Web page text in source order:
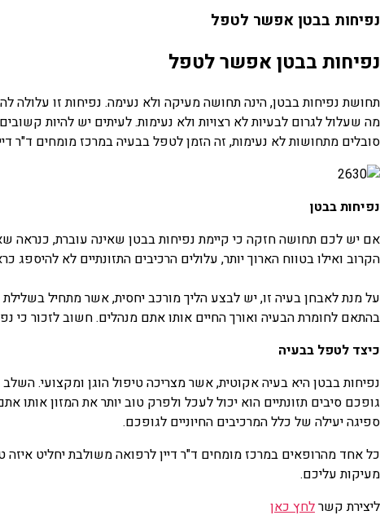
נפיחות בבטן אפשר לטפל
נפיחות בבטן אפשר לטפל
תחושת נפיחות בבטן, הינה תחושה מעיקה ולא נעימה. נפיחות זו עלולה
מה שעלול לגרום לבעיות לא רצויות ולא נעימות. לעיתים יש להיות
סובלים מתחושות לא נעימות, זה הזמן לטפל בבעיה במרכז מומחים ד"ר
נפיחות בבטן
אם יש לכם תחושה חזקה כי קיימת נפיחות בבטן שאינה עוברת, כנראה
הקרוב ואילו בטווח הארוך יותר, עלולים הרכיבים התזונתיים לא להיספג
על מנת לאבחן בעיה זו, יש לבצע הליך מורכב יחסית, אשר מתחיל
בהתאם לחומרת הבעיה ואורך החיים אותו אתם מנהלים. חשוב לזכור כי
כיצד לטפל בבעיה
נפיחות בבטן היא בעיה אקוטית, אשר מצריכה טיפול הוגן ומקצועי.
גופכם סיבים תזונתיים הוא יכול לעכל ולפרק טוב יותר את המזון אותו
ספיגה יעילה של כלל המרכיבים החיוניים לגופכם.
כל אחד מהרופאים במרכז מומחים ד"ר דיין לרפואה משולבת יחליט
מעיקות עליכם.
ליצירת קשרלחץ כאן